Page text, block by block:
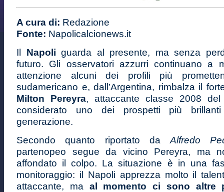
A cura di: Redazione
Fonte: Napolicalcionews.it
Il Napoli guarda al presente, ma senza
futuro. Gli osservatori azzurri continuano a
attenzione alcuni dei profili più
sudamericano e, dall’Argentina, rimbalza il
Milton Pereyra, attaccante classe 2008
considerato uno dei prospetti più
generazione.
Secondo quanto riportato daAlfredo
partenopeo segue da vicino Pereyra, ma
affondato il colpo. La situazione è in una
monitoraggio: il Napoli apprezza molto il
attaccante, ma al momento ci sono altre